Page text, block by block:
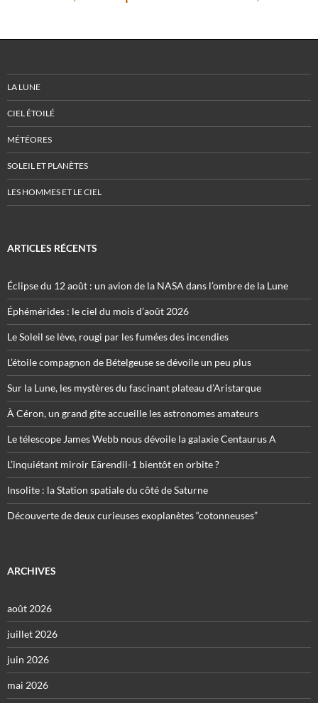
LA LUNE
CIEL ÉTOILÉ
MÉTÉORES
SOLEIL ET PLANÈTES
LES HOMMES ET LE CIEL
ARTICLES RÉCENTS
Éclipse du 12 août : un avion de la NASA dans l’ombre de la Lune
Éphémérides : le ciel du mois d’août 2026
Le Soleil se lève, rougi par les fumées des incendies
L’étoile compagnon de Bételgeuse se dévoile un peu plus
Sur la Lune, les mystères du fascinant plateau d’Aristarque
À Céron, un grand gîte accueille les astronomes amateurs
Le télescope James Webb nous dévoile la galaxie Centaurus A
L’inquiétant miroir Eärendil-1 bientôt en orbite ?
Insolite : la Station spatiale du côté de Saturne
Découverte de deux curieuses exoplanètes “cotonneuses”
ARCHIVES
août 2026
juillet 2026
juin 2026
mai 2026